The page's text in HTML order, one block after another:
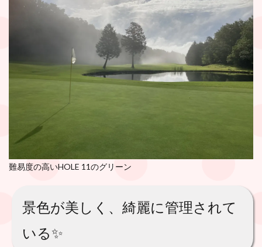
難易度の高いHOLE 11のグリーン
景色が美しく、綺麗に管理されて
いる✨